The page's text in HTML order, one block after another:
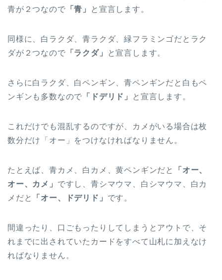
青が２つなので 「青」 と宣言します。
同様に、白ラクダ、青ラクダ、緑フラミンゴだとラク
ダが２つなので 「ラクダ」 と宣言します。
さらに白ラクダ、白ペンギン、青ペンギンだと白もペ
ンギンも多数なので 「ドデリド」 と宣言します。
これだけでも混乱するのですが、カメがいる場合は枚
数分だけ「オー」をつけなければなりません。
たとえば、青カメ、白カメ、黄ペンギンだと
「オー、
オー、カメ」 ですし、青シマウマ、白シマウマ、白カ
メだと
「オー、ドデリド」 です。
間違ったり、口ごもったりしてしまうとアウトで、そ
れまでに出されていたカードをすべて山札に加えなけ
ればなりません。